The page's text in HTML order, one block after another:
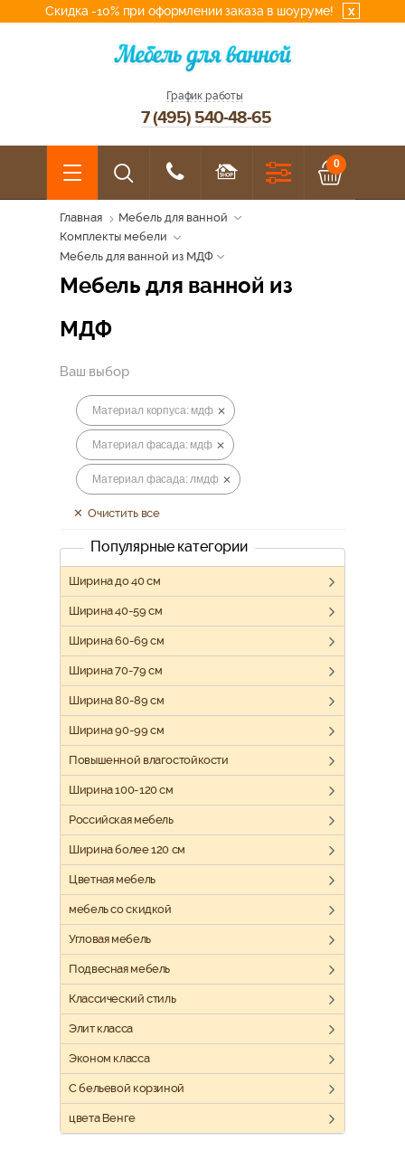
Скидка -10% при оформлении заказа в шоуруме! x
График работы
7 (495) 540-48-65
0
Главная
Мебель для ванной
Комплекты мебели
Мебель для ванной из МДФ
Мебель для ванной из
МДФ
Ваш выбор
Материал корпуса: мдф
Материал фасада: мдф
Материал фасада: лмдф
Очистить все
Популярные категории
Ширина до 40 см
Ширина 40-59 см
Ширина 60-69 см
Ширина 70-79 см
Ширина 80-89 см
Ширина 90-99 см
Повышенной влагостойкости
Ширина 100-120 см
Российская мебель
Ширина более 120 см
Цветная мебель
мебель со скидкой
Угловая мебель
Подвесная мебель
Классический стиль
Элит класса
Эконом класса
С бельевой корзиной
цвета Венге